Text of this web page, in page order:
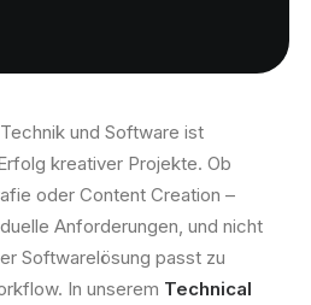
und Software ist
kreativer Projekte. Ob
oder Content Creation –
Anforderungen, und nicht
Softwarelösung passt zu
In unserem Technical